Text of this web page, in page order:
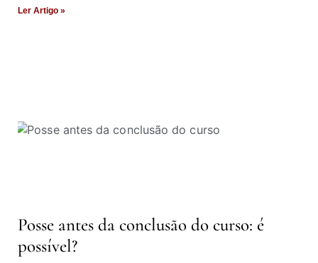
Ler Artigo »
Posse antes da conclusão do curso: é
possível?